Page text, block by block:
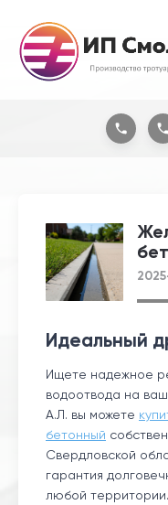
Идеальный
Ищете надежное
водоотвода на
А.Л. вы можете
бетонный
Свердловской
гарантия
любой территории.